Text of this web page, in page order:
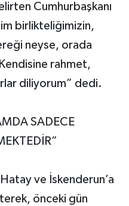
Cumhurbaşkanı
birlikteliğimizin,
neyse, orada
Kendisine rahmet,
diliyorum” dedi.
SADECE
ve İskenderun’a
önceki gün